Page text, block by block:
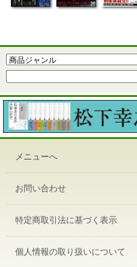
メニューへ
お問い合わせ
特定商取引法に基づく表示
個人情報の取り扱いについて